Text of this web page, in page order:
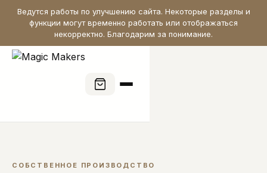
Ведутся работы по улучшению сайта. Некоторые разделы и
функции могут временно работать или отображаться
некорректно. Благодарим за понимание.
СОБСТВЕННОЕ ПРОИЗВОДСТВО